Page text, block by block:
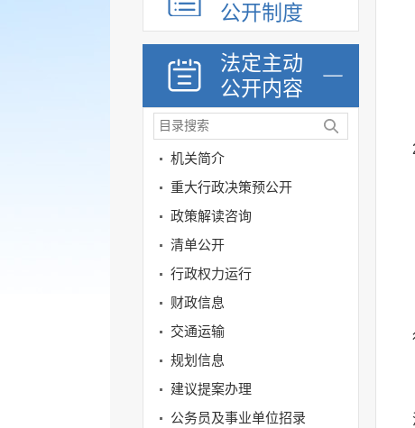
公开制度
法定主动
公开内容
机关简介
重大行政决策预公开
政策解读咨询
清单公开
行政权力运行
财政信息
交通运输
规划信息
建议提案办理
公务员及事业单位招录